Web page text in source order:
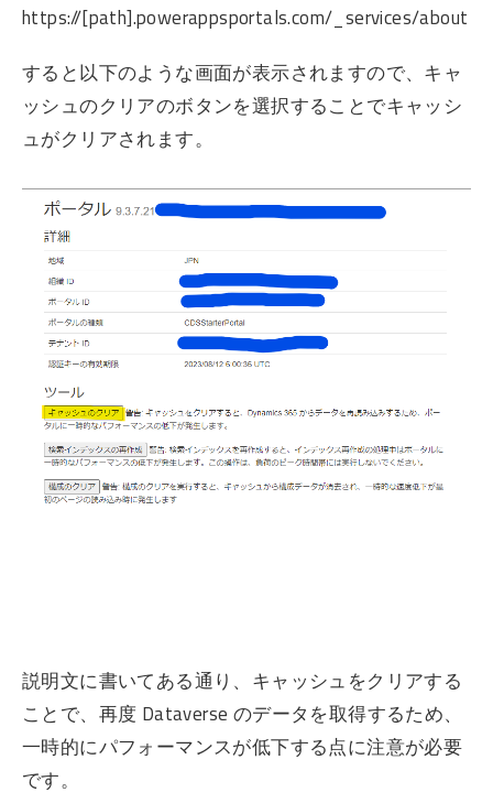
https://[path].powerappsportals.com/_services/about
すると以下のような画面が表示されますので、キャ
ッシュのクリアのボタンを選択することでキャッシ
ュがクリアされます。
説明文に書いてある通り、キャッシュをクリアする
ことで、再度 Dataverse のデータを取得するため、
一時的にパフォーマンスが低下する点に注意が必要
です。